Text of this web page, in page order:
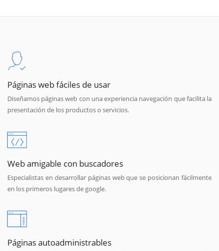
Páginas web fáciles de usar
Diseñamos páginas web con una experiencia navegación que facilita la
presentación de los productos o servicios.
Web amigable con buscadores
Especialistas en desarrollar páginas web que se posicionan fácilmente
en los primeros lugares de google.
Páginas autoadministrables